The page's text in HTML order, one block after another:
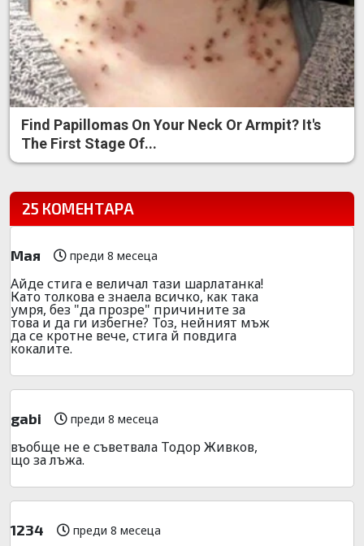
Find Papillomas On Your Neck Or Armpit? It's
The First Stage Of...
25 КОМЕНТАРА
Мая преди 8 месеца
Айде стига е величал тази шарлатанка!
Като толкова е знаела всичко, как така
умря, без "да прозре" причините за
това и да ги избегне? Тоз, нейният мъж
да се кротне вече, стига й повдига
кокалите.
gabi преди 8 месеца
въобще не е съветвала Тодор Живков,
що за лъжа.
1234 преди 8 месеца